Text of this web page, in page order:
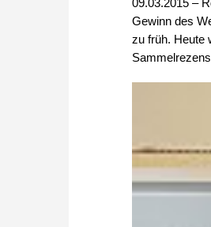
Gewinn des
zu früh. Heute